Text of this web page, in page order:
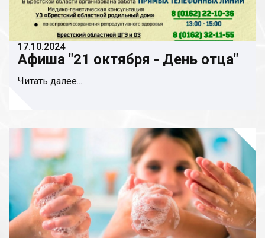
17.10.2024
Афиша "21 октября - День отца"
Читать далее...